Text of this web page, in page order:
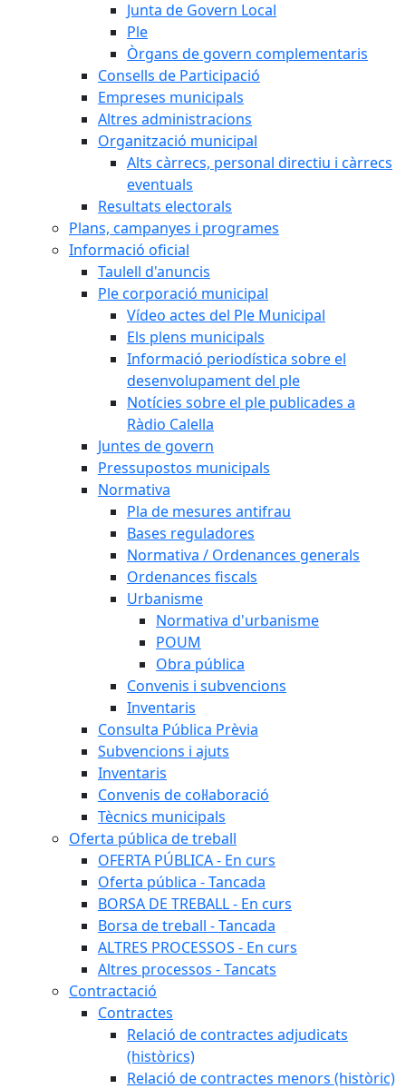
Junta de Govern Local
Ple
Òrgans de govern complementaris
Consells de Participació
Empreses municipals
Altres administracions
Organització municipal
Alts càrrecs, personal directiu i càrrecs
eventuals
Resultats electorals
Plans, campanyes i programes
Informació oficial
Taulell d'anuncis
Ple corporació municipal
Vídeo actes del Ple Municipal
Els plens municipals
Informació periodística sobre el
desenvolupament del ple
Notícies sobre el ple publicades a
Ràdio Calella
Juntes de govern
Pressupostos municipals
Normativa
Pla de mesures antifrau
Bases reguladores
Normativa / Ordenances generals
Ordenances fiscals
Urbanisme
Normativa d'urbanisme
POUM
Obra pública
Convenis i subvencions
Inventaris
Consulta Pública Prèvia
Subvencions i ajuts
Inventaris
Convenis de col·laboració
Tècnics municipals
Oferta pública de treball
OFERTA PÚBLICA - En curs
Oferta pública - Tancada
BORSA DE TREBALL - En curs
Borsa de treball - Tancada
ALTRES PROCESSOS - En curs
Altres processos - Tancats
Contractació
Contractes
Relació de contractes adjudicats
(històrics)
Relació de contractes menors (històric)